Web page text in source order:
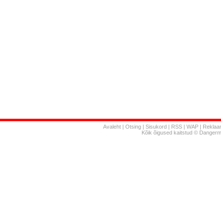
Avaleht | Otsing| Sisukord | RSS | WAP|
Kõik õigused kaitstud ©